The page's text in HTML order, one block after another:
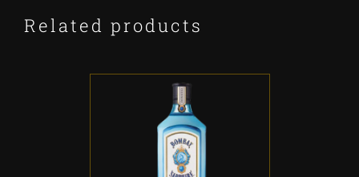
Related products
ADD TO CART /